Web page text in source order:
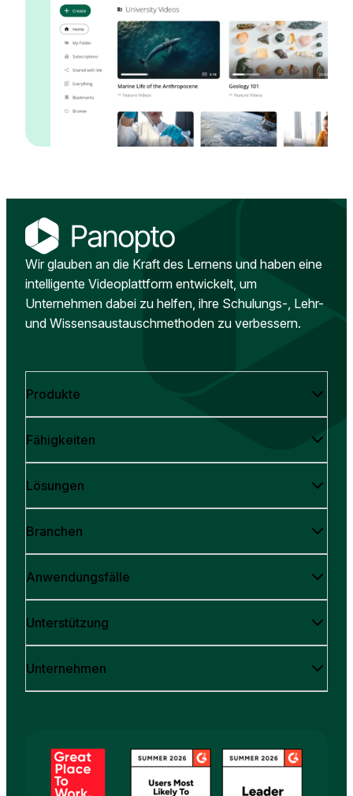
Wir glauben an die Kraft des Lernens und haben eine
intelligente Videoplattform entwickelt, um
Unternehmen dabei zu helfen, ihre Schulungs-, Lehr-
und Wissensaustauschmethoden zu verbessern.
Produkte
Fähigkeiten
Lösungen
Branchen
Anwendungsfälle
Unterstützung
Unternehmen